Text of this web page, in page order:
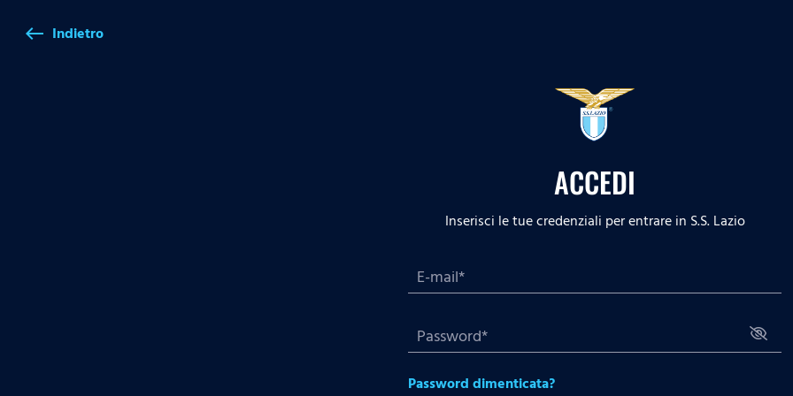
west Indietro
ACCEDI
Inserisci le tue credenziali per entrare in S.S. Lazio
Password dimenticata?